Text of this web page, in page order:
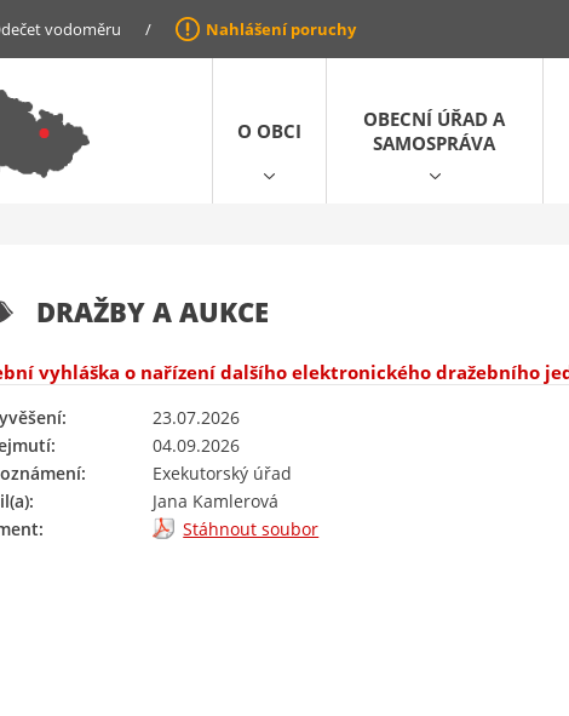
vodoměru / Nahlášení poruchy
O OBCI
OBECNÍ ÚŘAD A
SAMOSPRÁVA
DRAŽBY A AUKCE
vyhláška o nařízení dalšího elektronického dražebního
23.07.2026
04.09.2026
Exekutorský úřad
Jana Kamlerová
Stáhnout soubor